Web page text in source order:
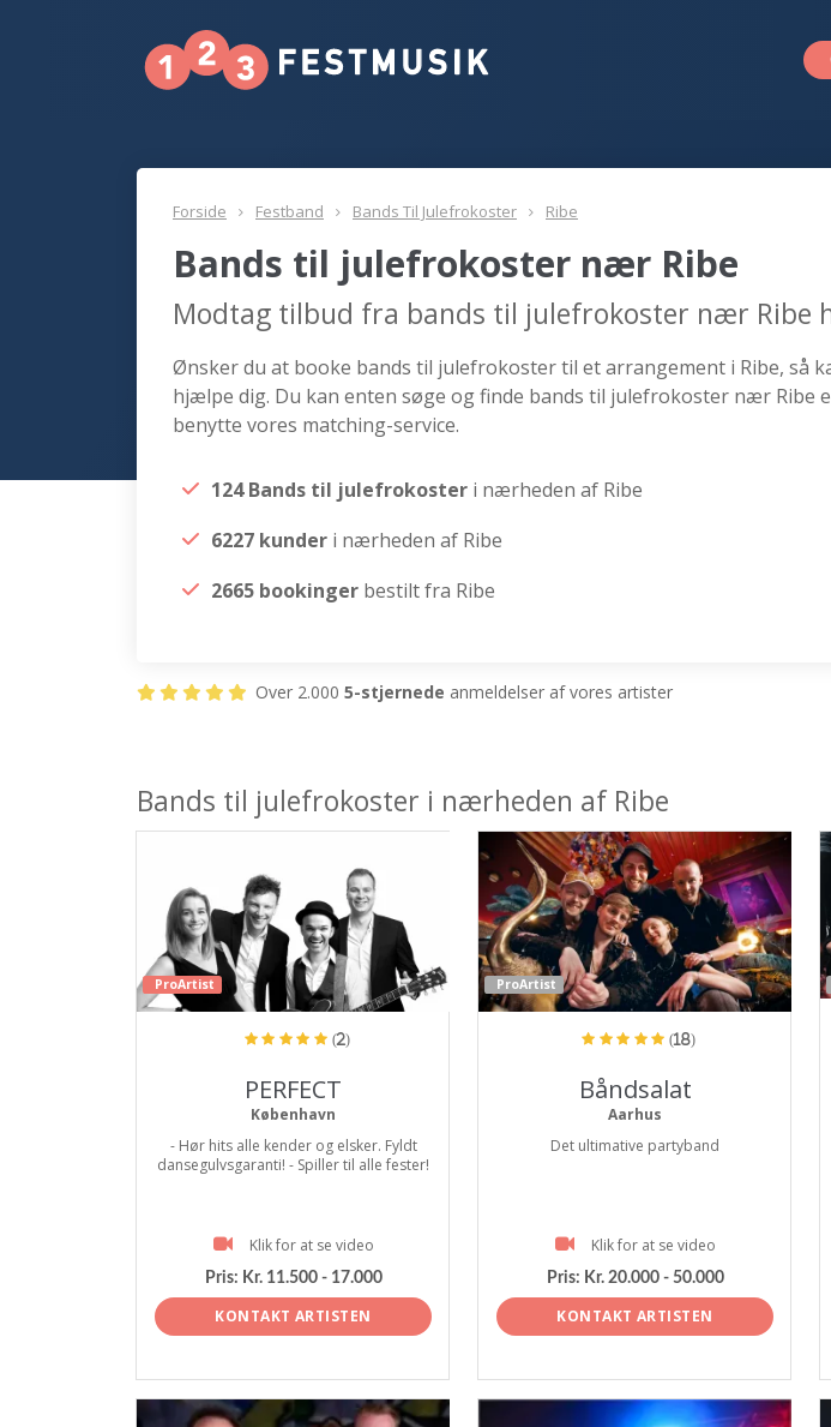
Forside Festband Bands Til Julefrokoster Ribe
Bands til julefrokoster nær Ribe
Modtag tilbud fra bands til julefrokoster nær Ribe
Ønsker du at booke bands til julefrokoster til et arrangement i Ribe, så
hjælpe dig. Du kan enten søge og finde bands til julefrokoster nær Ribe
benytte vores matching-service.
124 Bands til julefrokoster i nærheden af Ribe
6227 kunder i nærheden af Ribe
2665 bookinger bestilt fra Ribe
Over 2.000 5-stjernede anmeldelser af vores artister
Bands til julefrokoster i nærheden af Ribe
ProArtist
(2)
PERFECT
København
- Hør hits alle kender og elsker. Fyldt
dansegulvsgaranti! - Spiller til alle fester!
Klik for at se video
Pris: Kr. 11.500 - 17.000
KONTAKT ARTISTEN
ProArtist
(18)
Båndsalat
Aarhus
Det ultimative partyband
Klik for at se video
Pris: Kr. 20.000 - 50.000
KONTAKT ARTISTEN